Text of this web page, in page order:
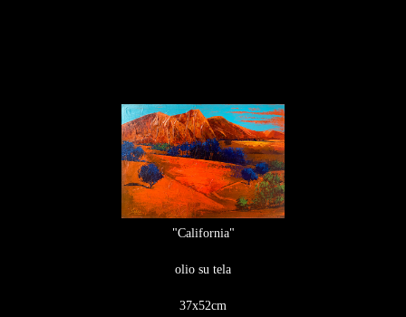
"California"
olio su tela
37x52cm